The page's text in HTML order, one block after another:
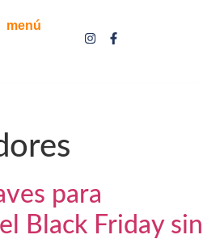
menú
para
Black Friday sin